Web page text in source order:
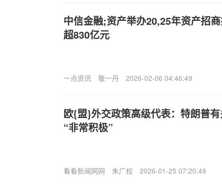
中信金融;资产举办20,25年资产招
超830亿元
一点资讯 敬一丹 2026-02-06 04:46:49
欧{盟}外交政策高级代表：特朗普
“非常积极”
看看新闻网网 朱广权 2026-01-25 07:20:49